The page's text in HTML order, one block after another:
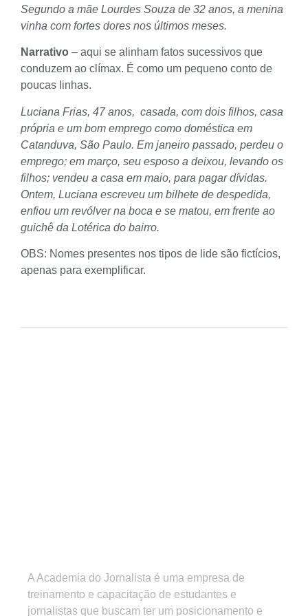
Segundo a mãe Lourdes Souza de 32 anos, a menina
vinha com fortes dores nos últimos meses.
Narrativo – aqui se alinham fatos sucessivos que
conduzem ao clímax. É como um pequeno conto de
poucas linhas.
Luciana Frias, 47 anos, casada, com dois filhos, casa
própria e um bom emprego como doméstica em
Catanduva, São Paulo. Em janeiro passado, perdeu o
emprego; em março, seu esposo a deixou, levando os
filhos; vendeu a casa em maio, para pagar dívidas.
Ontem, Luciana escreveu um bilhete de despedida,
enfiou um revólver na boca e se matou, em frente ao
guichê da Lotérica do bairro.
OBS: Nomes presentes nos tipos de lide são fictícios,
apenas para exemplificar.
A Academia do Jornalista é uma empresa de
treinamento e capacitação de estudantes e
jornalistas que buscam ter um posicionamento e